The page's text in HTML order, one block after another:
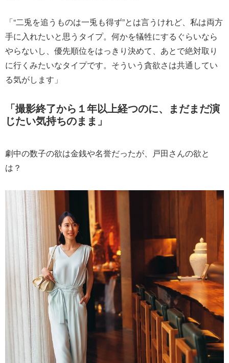
「“二兎を追うものは一兎も得ず”とは言うけれど、私は両方
手に入れたいと思うタイプ。何かを犠牲にするぐらいなら
やらないし、優先順位をはっきり決めて、あとで絶対取り
に行くみたいなタイプです。そういう貪欲さは共通してい
る気がします」
「撮影終了から１年以上経つのに、まだまだ演
じたい気持ちのまま」
劇中の数子の欲は金銭や名誉だったが、戸田さんの欲と
は？